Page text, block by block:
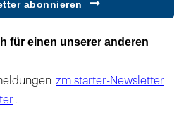
abonnieren
für einen unserer anderen
zm starter-Newsletter
.